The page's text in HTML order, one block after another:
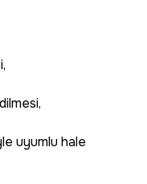
uyumlu hale